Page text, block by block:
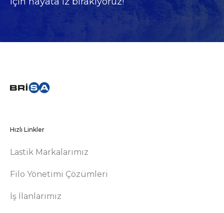
Hızlı Linkler
Lastik Markalarımız
Filo Yönetimi Çözümleri
İş İlanlarımız